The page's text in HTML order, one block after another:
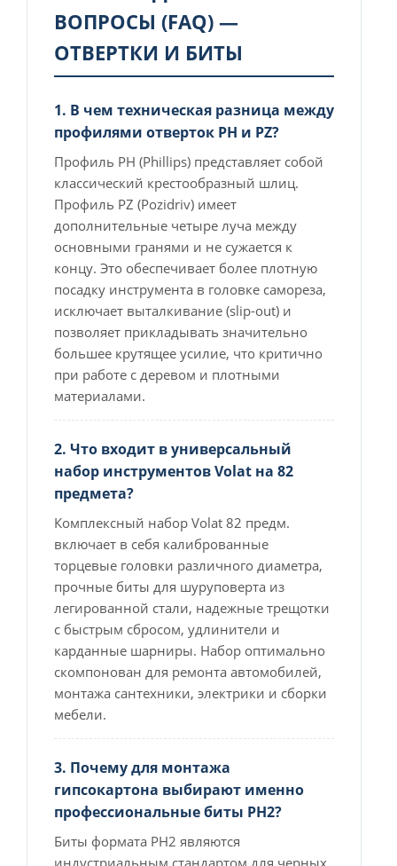
ВОПРОСЫ (FAQ) —
ОТВЕРТКИ И БИТЫ
1. В чем техническая разница между
профилями отверток PH и PZ?
Профиль PH (Phillips) представляет собой
классический крестообразный шлиц.
Профиль PZ (Pozidriv) имеет
дополнительные четыре луча между
основными гранями и не сужается к
концу. Это обеспечивает более плотную
посадку инструмента в головке самореза,
исключает выталкивание (slip-out) и
позволяет прикладывать значительно
большее крутящее усилие, что критично
при работе с деревом и плотными
материалами.
2. Что входит в универсальный
набор инструментов Volat на 82
предмета?
Комплексный набор Volat 82 предм.
включает в себя калиброванные
торцевые головки различного диаметра,
прочные биты для шуруповерта из
легированной стали, надежные трещотки
с быстрым сбросом, удлинители и
карданные шарниры. Набор оптимально
скомпонован для ремонта автомобилей,
монтажа сантехники, электрики и сборки
мебели.
3. Почему для монтажа
гипсокартона выбирают именно
профессиональные биты PH2?
Биты формата PH2 являются
индустриальным стандартом для черных